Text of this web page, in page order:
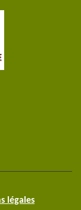
légales